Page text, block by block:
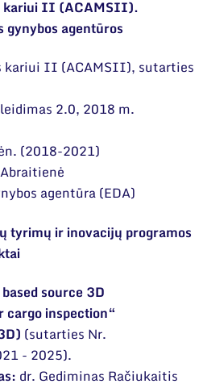
ir tarptautinėse
bei asociacijose
patarėjų taryba
ir mokytojams
kariui II (ACAMSII).
gynybos agentūros
kariui II (ACAMSII), sutarties
2.0, 2018 m.
(2018-2021)
agentūra (EDA)
tyrimų ir inovacijų programos
source 3D
cargo inspection“
(sutarties Nr.
- 2025).
dr. Gediminas Račiukaitis